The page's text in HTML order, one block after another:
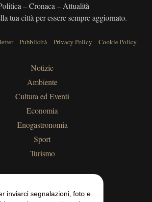
– Cronaca – Attualità
tua città per essere sempre aggiornato.
–Pubblicità–Privacy Policy –Cookie Policy
Notizie
Ambiente
Cultura ed Eventi
Economia
Enogastronomia
Sport
Turismo
inviarci segnalazioni, foto e